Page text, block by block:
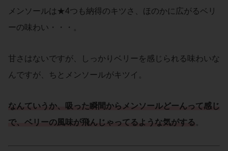
メンソールは★4つも納得のキツさ、ほのかに広がるベリ
ーの味わい・・・。
甘さはないですが、しっかりベリーを感じられる味わいな
んですが、ちとメンソールがキツイ。
なんていうか、吸った瞬間からメンソールどーんって感じ
で、ベリーの風味が飛んじゃってるような気がする